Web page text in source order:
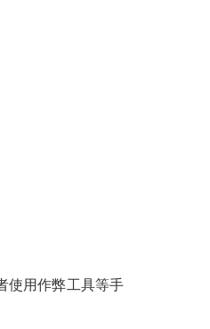
使用作弊工具等手